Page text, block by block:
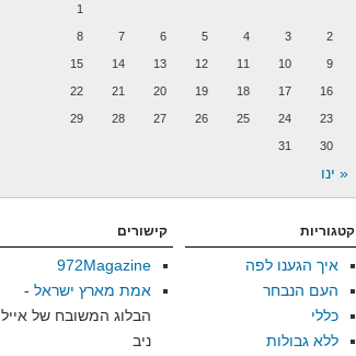
1
2
3
4
5
6
7
8
9
10
11
12
13
14
15
16
17
18
19
20
21
22
23
24
25
26
27
28
29
30
31
« ינו
קטגוריות
איך הגענו לפה
העם הנבחר
כללי
ללא גבולות
קישורים
972Magazine
אמת מארץ ישראל -
הבלוג המשובח של אייל
ניב